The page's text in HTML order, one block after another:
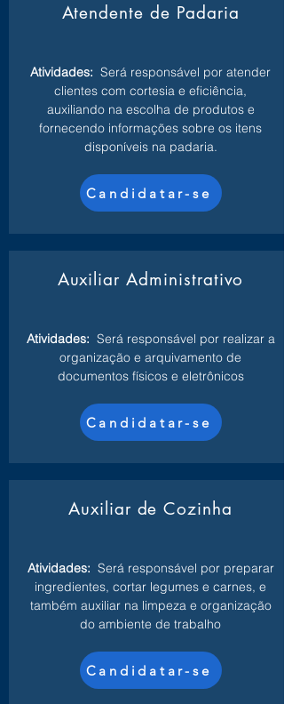
Atendente de Padaria
Atividades: Será responsável por atender
clientes com cortesia e eficiência,
auxiliando na escolha de produtos e
fornecendo informações sobre os itens
disponíveis na padaria.
Candidatar-se
Auxiliar Administrativo
Atividades: Será responsável por realizar a
organização e arquivamento de
documentos físicos e eletrônicos
Candidatar-se
Auxiliar de Cozinha
Atividades: Será responsável por preparar
ingredientes, cortar legumes e carnes, e
também auxiliar na limpeza e organização
do ambiente de trabalho
Candidatar-se